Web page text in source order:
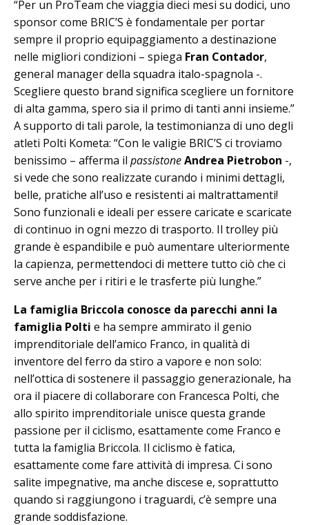
“Per un ProTeam che viaggia dieci mesi su dodici, uno
sponsor come BRIC’S è fondamentale per portar
sempre il proprio equipaggiamento a destinazione
nelle migliori condizioni – spiega Fran Contador,
general manager della squadra italo-spagnola -.
Scegliere questo brand significa scegliere un fornitore
di alta gamma, spero sia il primo di tanti anni insieme.”
A supporto di tali parole, la testimonianza di uno degli
atleti Polti Kometa: “Con le valigie BRIC’S ci troviamo
benissimo – afferma il passistoneAndrea Pietrobon -,
si vede che sono realizzate curando i minimi dettagli,
belle, pratiche all’uso e resistenti ai maltrattamenti!
Sono funzionali e ideali per essere caricate e scaricate
di continuo in ogni mezzo di trasporto. Il trolley più
grande è espandibile e può aumentare ulteriormente
la capienza, permettendoci di mettere tutto ciò che ci
serve anche per i ritiri e le trasferte più lunghe.”
La famiglia Briccola conosce da parecchi anni la
famiglia Polti e ha sempre ammirato il genio
imprenditoriale dell’amico Franco, in qualità di
inventore del ferro da stiro a vapore e non solo:
nell’ottica di sostenere il passaggio generazionale, ha
ora il piacere di collaborare con Francesca Polti, che
allo spirito imprenditoriale unisce questa grande
passione per il ciclismo, esattamente come Franco e
tutta la famiglia Briccola. Il ciclismo è fatica,
esattamente come fare attività di impresa. Ci sono
salite impegnative, ma anche discese e, soprattutto
quando si raggiungono i traguardi, c’è sempre una
grande soddisfazione.